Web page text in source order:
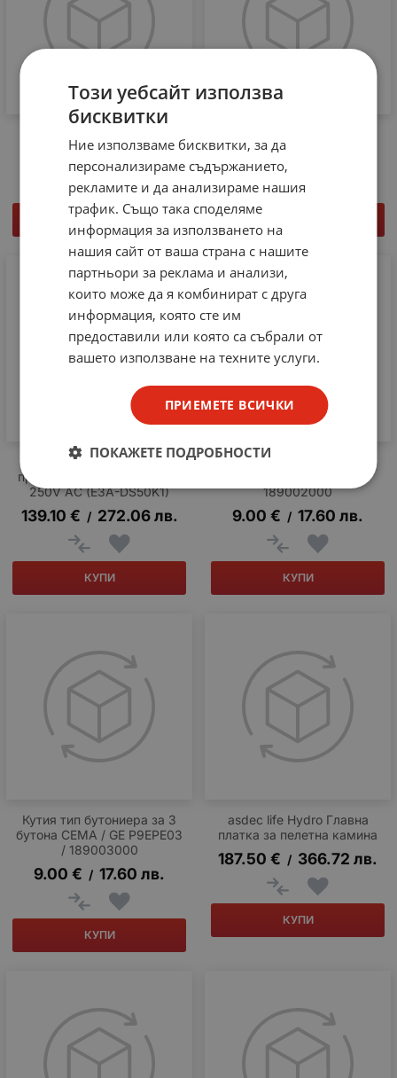
КУПИ
48.00 €
Фотоелектричен
превключвател Omron 90-
250V AC (E3A-DS50K1)
139.10 € / 272.06 лв.
КУПИ
Кутия тип бутониера за 2
189002000
9.00 € / 17.60 лв.
КУПИ
Кутия тип бутониера за 3
бутона CEMA / GE P9EPE03
/ 189003000
9.00 € / 17.60 лв.
КУПИ
asdec life Hydro Главна
платка за пелетна камина
187.50 € / 366.72 лв.
КУПИ
Този уебсайт използва
бисквитки
Ние използваме бисквитки, за да
персонализираме съдържанието,
рекламите и да анализираме нашия
трафик. Също така споделяме
информация за използването на
нашия сайт от ваша страна с нашите
партньори за реклама и анализи,
които може да я комбинират с друга
информация, която сте им
предоставили или която са събрали от
вашето използване на техните услуги.
ПРИЕМЕТЕ ВСИЧКИ
ПОКАЖЕТЕ ПОДРОБНОСТИ